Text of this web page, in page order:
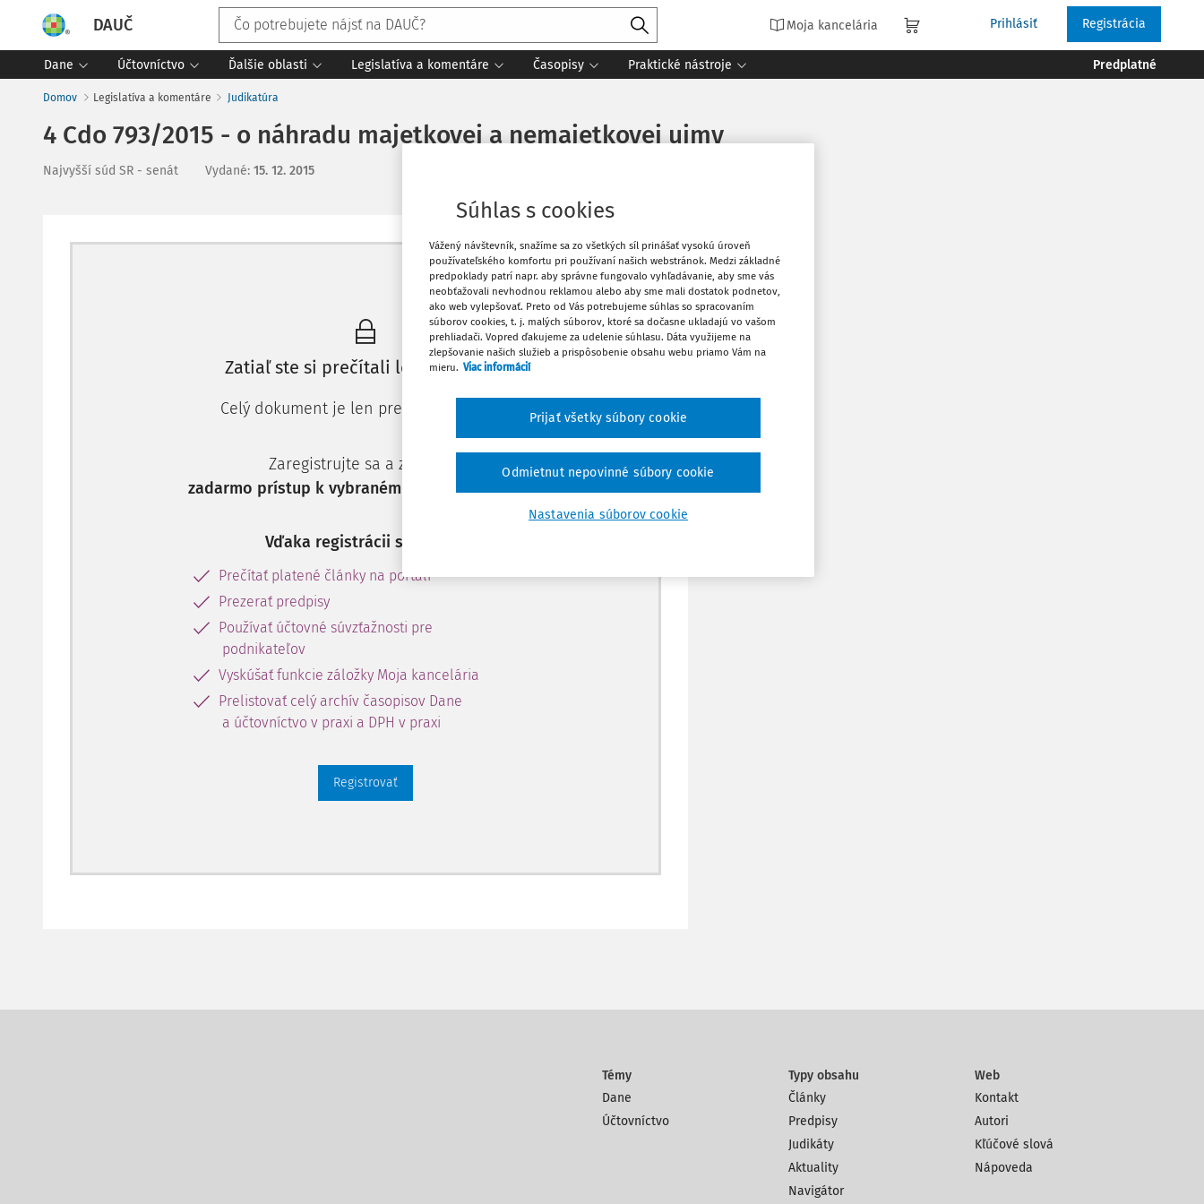
DAUČ Moja kancelária Prihlásiť Registrácia
Dane Účtovníctvo Ďalšie oblasti Legislatíva a komentáre Časopisy Praktické nástroje Predplatné
Domov Legislatíva a komentáre Judikatúra
4 Cdo 793/2015 - o náhradu majetkovej a nemajetkovej ujmy
Najvyšší súd SR - senát Vydané: 15. 12. 2015
Máte predplatné? Prihláste sa
Zatiaľ ste si prečítali len začiatok...
Celý dokument je len pre predplatiteľov.
Zaregistrujte sa a získajte
zadarmo prístup k vybranému obsahu na 10 dní.
Vďaka registrácii si môžete
Prečítať platené články na portáli
Prezerať predpisy
Používať účtovné súvzťažnosti pre
podnikateľov
Vyskúšať funkcie záložky Moja kancelária
Prelistovať celý archív časopisov Dane
a účtovníctvo v praxi a DPH v praxi
Registrovať
Obľúbené
Stiahnuť
Vytlačiť
Témy
Dane
Účtovníctvo
Typy obsahu
Články
Predpisy
Judikáty
Aktuality
Navigátor
Web
Kontakt
Autori
Kľúčové slová
Nápoveda
Súhlas s cookies
Vážený návštevník, snažíme sa zo všetkých síl prinášať vysokú úroveň
používateľského komfortu pri používaní našich webstránok. Medzi základné
predpoklady patrí napr. aby správne fungovalo vyhľadávanie, aby sme vás
neobťažovali nevhodnou reklamou alebo aby sme mali dostatok podnetov,
ako web vylepšovať. Preto od Vás potrebujeme súhlas so spracovaním
súborov cookies, t. j. malých súborov, ktoré sa dočasne ukladajú vo vašom
prehliadači. Vopred ďakujeme za udelenie súhlasu. Dáta využijeme na
zlepšovanie našich služieb a prispôsobenie obsahu webu priamo Vám na
mieru. Viac informácií
Nastavenia súborov cookie
Odmietnut nepovinné súbory cookie
Prijať všetky súbory cookie